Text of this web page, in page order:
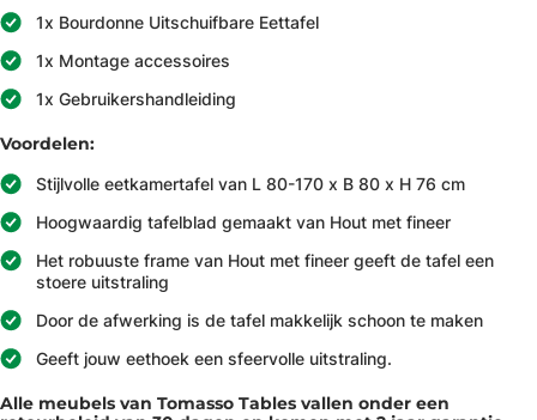
1x Bourdonne Uitschuifbare Eettafel
1x Montage accessoires
1x Gebruikershandleiding
Voordelen:
Stijlvolle eetkamertafel van L 80-170 x B 80 x H 76 cm
Hoogwaardig tafelblad gemaakt van Hout met fineer
Het robuuste frame van Hout met fineer geeft de tafel een
stoere uitstraling
Door de afwerking is de tafel makkelijk schoon te maken
Geeft jouw eethoek een sfeervolle uitstraling.
Alle meubels van Tomasso Tables vallen onder een